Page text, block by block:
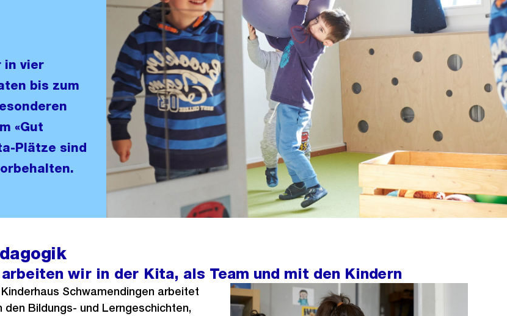
in vier
bis zum
«Gut
Plätze sind
wir in der Kita, als Team und mit den Kindern
Schwamendingen arbeitet
den Bildungs- und Lerngeschichten,